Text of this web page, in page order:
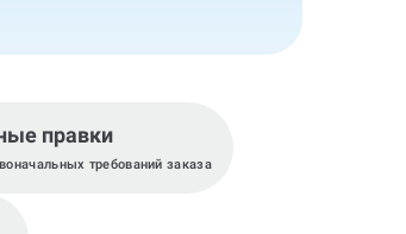
правки
требований заказа